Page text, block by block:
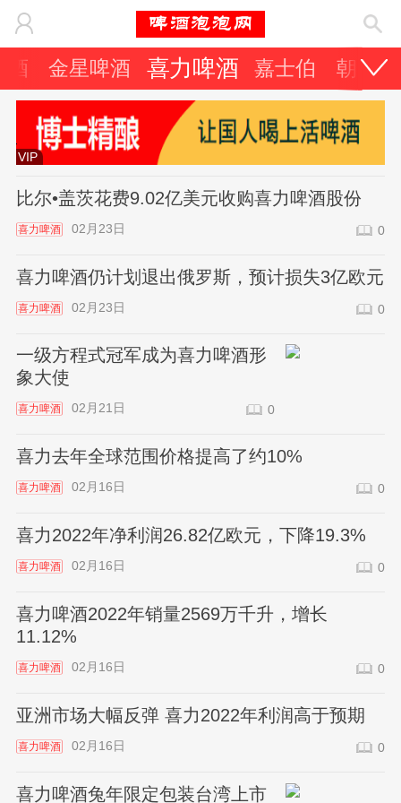
酒 金星啤酒 喜力啤酒 嘉士伯 朝日
VIP
比尔•盖茨花费9.02亿美元收购喜力啤酒股份
喜力啤酒 02月23日 0
喜力啤酒仍计划退出俄罗斯，预计损失3亿欧元
喜力啤酒 02月23日 0
一级方程式冠军成为喜力啤酒形
象大使
喜力啤酒 02月21日 0
喜力去年全球范围价格提高了约10%
喜力啤酒 02月16日 0
喜力2022年净利润26.82亿欧元，下降19.3%
喜力啤酒 02月16日 0
喜力啤酒2022年销量2569万千升，增长
11.12%
喜力啤酒 02月16日 0
亚洲市场大幅反弹 喜力2022年利润高于预期
喜力啤酒 02月16日 0
喜力啤酒兔年限定包装台湾上市